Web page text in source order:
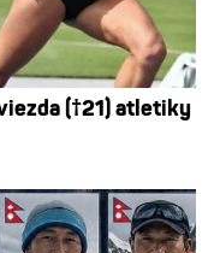
(†21) atletiky